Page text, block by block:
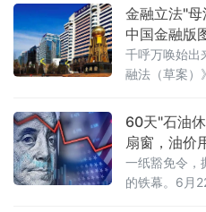
金融立法"
中国金融版
千呼万唤始出
融法（草案）
金融领域"管
不是一次普
建设迈出的历
图看懂金融
——金融法律
60天"石油
扇窗，油价
一纸豁免令，
的铁幕。6月